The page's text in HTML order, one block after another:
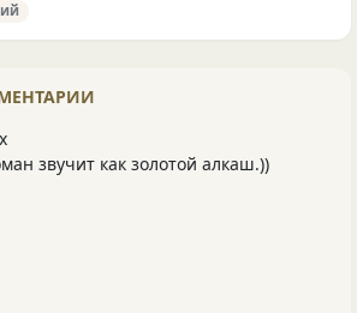
звучит как золотой алкаш.))